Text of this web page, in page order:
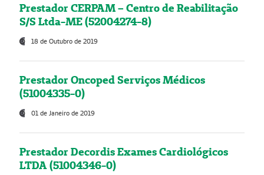
Prestador CERPAM – Centro de Reabilitação
S/S Ltda-ME (52004274-8)
18 de Outubro de 2019
Prestador Oncoped Serviços Médicos
(51004335-0)
01 de Janeiro de 2019
Prestador Decordis Exames Cardiológicos
LTDA (51004346-0)